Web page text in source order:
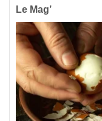
Le Mag’